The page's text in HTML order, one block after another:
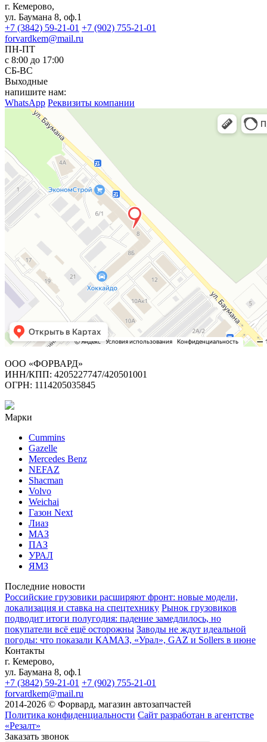
г. Кемерово,
ул. Баумана 8, оф.1
+7 (3842) 59-21-01 +7 (902) 755-21-01
forvardkem@mail.ru
ПН-ПТ
с 8:00 до 17:00
СБ-ВС
Выходные
напишите нам:
WhatsApp Реквизиты компании
ООО «ФОРВАРД»
ИНН/КПП: 4205227747/420501001
ОГРН: 1114205035845
Марки
Cummins
Gazelle
Mercedes Benz
NEFAZ
Shacman
Volvo
Weichai
Газон Next
Лиаз
МАЗ
ПАЗ
УРАЛ
ЯМЗ
Последние новости
Российские грузовики расширяют фронт: новые модели,
локализация и ставка на спецтехнику Рынок грузовиков
подводит итоги полугодия: падение замедлилось, но
покупатели всё ещё осторожны Заводы не ждут идеальной
погоды: что показали КАМАЗ, «Урал», GAZ и Sollers в июне
Контакты
г. Кемерово,
ул. Баумана 8, оф.1
+7 (3842) 59-21-01 +7 (902) 755-21-01
forvardkem@mail.ru
2014-2026 © Форвард, магазин автозапчастей
Политика конфиденциальности Сайт разработан в агентстве
«Резалт»
Заказать звонок